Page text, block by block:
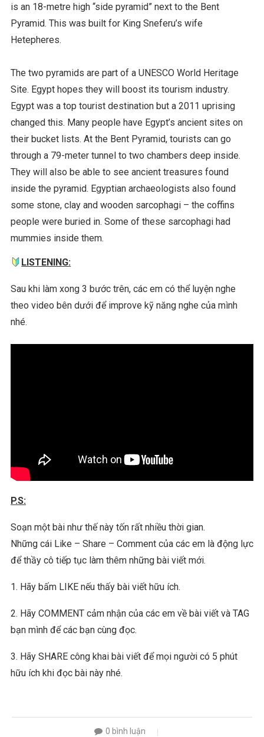
is an 18-metre high “side pyramid” next to the Bent
Pyramid. This was built for King Sneferu’s wife
Hetepheres.
The two pyramids are part of a UNESCO World Heritage
Site. Egypt hopes they will boost its tourism industry.
Egypt was a top tourist destination but a 2011 uprising
changed this. Many people have Egypt’s ancient sites on
their bucket lists. At the Bent Pyramid, tourists can go
through a 79-meter tunnel to two chambers deep inside.
They will also be able to see ancient treasures found
inside the pyramid. Egyptian archaeologists also found
some stone, clay and wooden sarcophagi – the coffins
people were buried in. Some of these sarcophagi had
mummies inside them.
LISTENING:
Sau khi làm xong 3 bước trên, các em có thể luyện nghe
theo video bên dưới để improve kỹ năng nghe của mình
nhé.
P.S:
Soạn một bài như thế này tốn rất nhiều thời gian.
Những cái Like – Share – Comment của các em là động lực
để thầy cô tiếp tục làm thêm những bài viết mới.
1. Hãy bấm LIKE nếu thấy bài viết hữu ích.
2. Hãy COMMENT cảm nhận của các em về bài viết và TAG
bạn mình để các bạn cùng đọc.
3. Hãy SHARE công khai bài viết để mọi người có 5 phút
hữu ích khi đọc bài này nhé.
0 bình luận